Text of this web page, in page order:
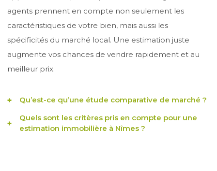
Adresse du bien *
Date de disponibilité *
Vos coordonnées
agents prennent en compte non seulement les
caractéristiques de votre bien, mais aussi les
spécificités du marché local. Une estimation juste
augmente vos chances de vendre rapidement et au
meilleur prix.
Qu’est-ce qu’une étude comparative de marché ?
L’étude comparative de marché est une analyse
Quels sont les critères pris en compte pour une
estimation immobilière à Nîmes ?